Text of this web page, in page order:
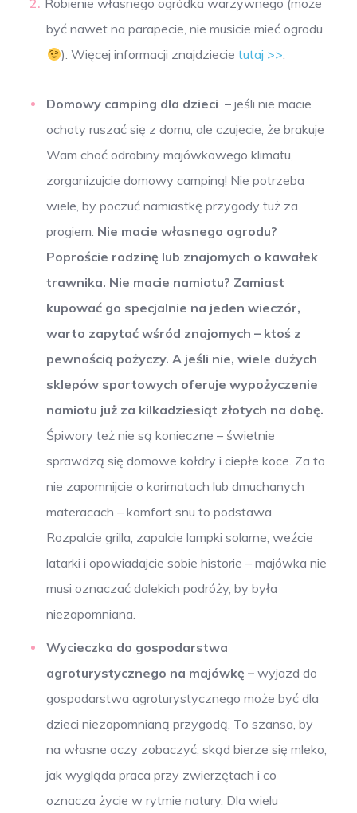
Robienie własnego ogródka warzywnego (może
być nawet na parapecie, nie musicie mieć ogrodu
). Więcej informacji znajdziecie tutaj >>.
Domowy camping dla dzieci –jeśli nie macie
ochoty ruszać się z domu, ale czujecie, że brakuje
Wam choć odrobiny majówkowego klimatu,
zorganizujcie domowy camping! Nie potrzeba
wiele, by poczuć namiastkę przygody tuż za
progiem. Nie macie własnego ogrodu?
Poproście rodzinę lub znajomych o kawałek
trawnika. Nie macie namiotu? Zamiast
kupować go specjalnie na jeden wieczór,
warto zapytać wśród znajomych – ktoś z
pewnością pożyczy. A jeśli nie, wiele dużych
sklepów sportowych oferuje wypożyczenie
namiotu już za kilkadziesiąt złotych na dobę.
Śpiwory też nie są konieczne – świetnie
sprawdzą się domowe kołdry i ciepłe koce. Za to
nie zapomnijcie o karimatach lub dmuchanych
materacach – komfort snu to podstawa.
Rozpalcie grilla, zapalcie lampki solarne, weźcie
latarki i opowiadajcie sobie historie – majówka nie
musi oznaczać dalekich podróży, by była
niezapomniana.
Wycieczka do gospodarstwa
agroturystycznego na majówkę –wyjazd do
gospodarstwa agroturystycznego może być dla
dzieci niezapomnianą przygodą. To szansa, by
na własne oczy zobaczyć, skąd bierze się mleko,
jak wygląda praca przy zwierzętach i co
oznacza życie w rytmie natury. Dla wielu